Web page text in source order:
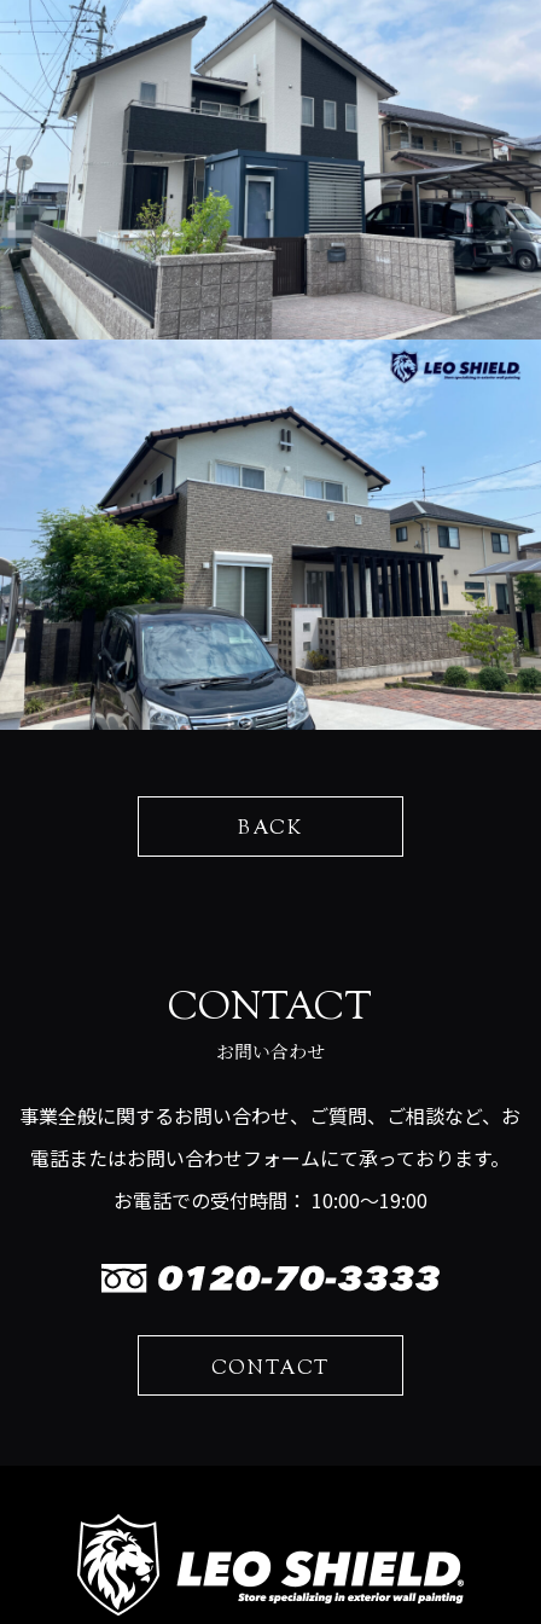
BACK
CONTACT
お問い合わせ
事業全般に関するお問い合わせ、ご質問、ご相談など、お
電話またはお問い合わせフォームにて承っております。
お電話での受付時間： 10:00～19:00
CONTACT